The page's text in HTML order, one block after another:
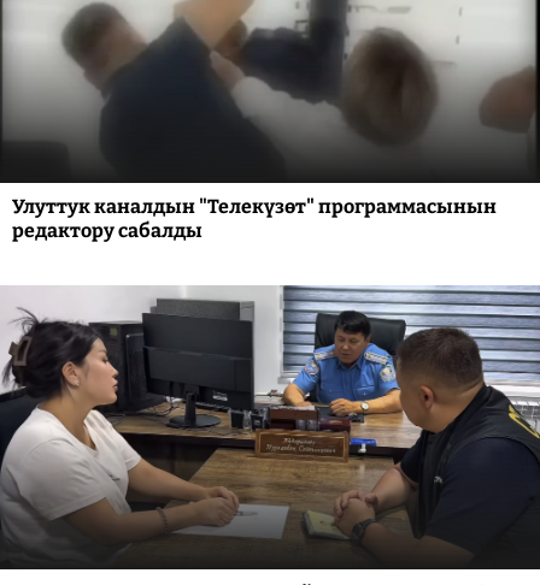
Улуттук каналдын "Телекүзөт" программасынын
редактору сабалды